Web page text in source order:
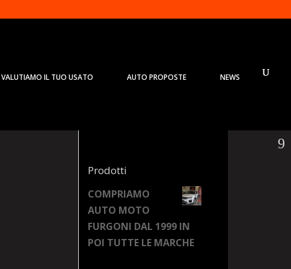
VALUTIAMO IL TUO USATO AUTO PROPOSTE NEWS
Prodotti
COMPRIAMO
AUTO MOTO
FURGONI DAL 1999 IN
POI TUTTE LE MARCHE